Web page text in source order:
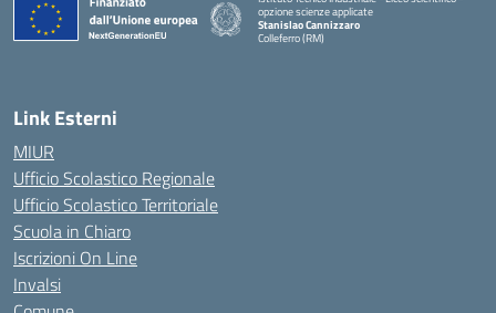
opzione scienze applicate
Stanislao Cannizzaro
Colleferro (RM)
Link Esterni
MIUR
Ufficio Scolastico Regionale
Ufficio Scolastico Territoriale
Scuola in Chiaro
Iscrizioni On Line
Invalsi